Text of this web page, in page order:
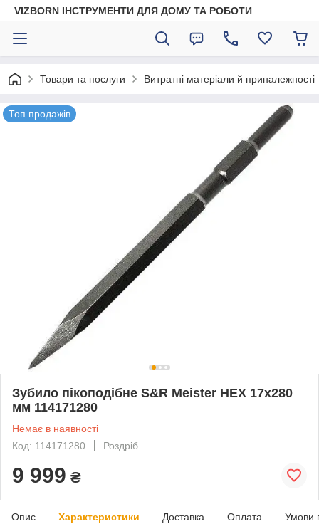
VIZBORN ІНСТРУМЕНТИ ДЛЯ ДОМУ ТА РОБОТИ
Товари та послуги Витратні матеріали й приналежності
Топ продажів
Зубило пікоподібне S&R Meister HEX 17x280
мм 114171280
Немає в наявності
Код: 114171280
Роздріб
9 999 ₴
Опис Характеристики Доставка Оплата Умови